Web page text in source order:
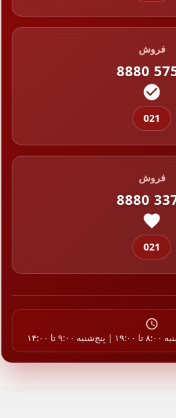
فروش
8880
021
فروش
8880
021
۱۴:۰۰